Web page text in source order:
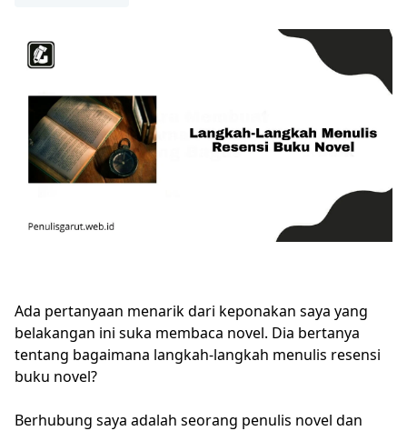
Ada pertanyaan menarik dari keponakan saya yang
belakangan ini suka membaca novel. Dia bertanya
tentang bagaimana langkah-langkah menulis resensi
buku novel?
Berhubung saya adalah seorang penulis novel dan